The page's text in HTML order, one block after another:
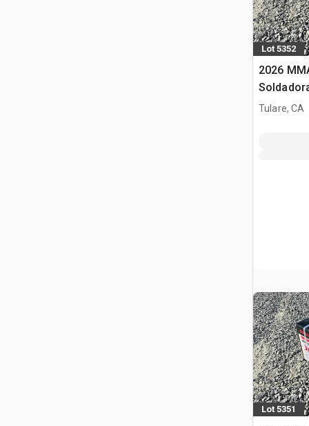
Lot 5352
2026
Tulare, CA
Lot 5351